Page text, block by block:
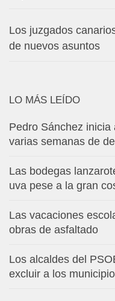
Los juzgados
de nuevos asuntos
LO MÁS LEÍDO
Pedro Sánchez
varias semanas de
Las bodegas
uva pese a la gran
Las vacaciones
obras de asfaltado
Los alcaldes del
excluir a los